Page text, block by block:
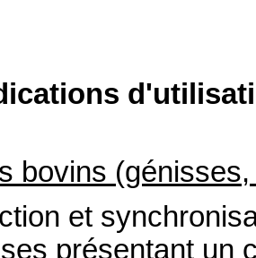
bovins
et
présentant un